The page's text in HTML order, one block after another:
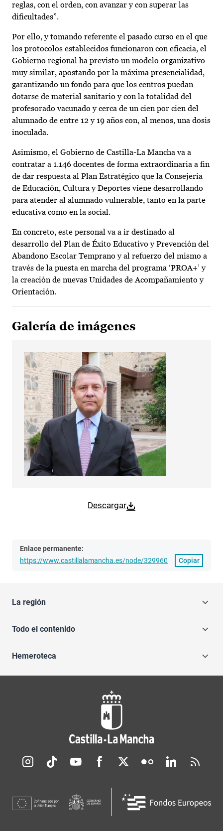
reglas, con el orden, con avanzar y con superar las
dificultades”.
Por ello, y tomando referente el pasado curso en el que
los protocolos establecidos funcionaron con eficacia, el
Gobierno regional ha previsto un modelo organizativo
muy similar, apostando por la máxima presencialidad,
garantizando un fondo para que los centros puedan
dotarse de material sanitario y con la totalidad del
profesorado vacunado y cerca de un cien por cien del
alumnado de entre 12 y 19 años con, al menos, una dosis
inoculada.
Asimismo, el Gobierno de Castilla-La Mancha va a
contratar a 1.146 docentes de forma extraordinaria a fin
de dar respuesta al Plan Estratégico que la Consejería
de Educación, Cultura y Deportes viene desarrollando
para atender al alumnado vulnerable, tanto en la parte
educativa como en la social.
En concreto, este personal va a ir destinado al
desarrollo del Plan de Éxito Educativo y Prevención del
Abandono Escolar Temprano y al refuerzo del mismo a
través de la puesta en marcha del programa ‘PROA+’ y
la creación de nuevas Unidades de Acompañamiento y
Orientación.
Galería de imágenes
Descargar
Enlace permanente:
https://www.castillalamancha.es/node/329960
Copiar
La región
Todo el contenido
Hemeroteca
Redes sociales JCCM